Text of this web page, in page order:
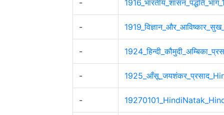
-
-
-
-
-